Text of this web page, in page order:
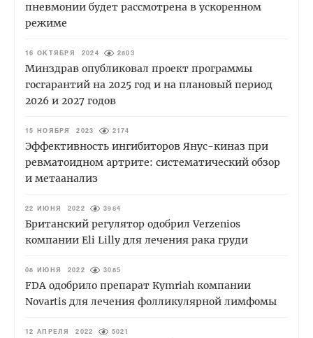
пневмонии будет рассмотрена в ускоренном
режиме
16 ОКТЯБРЯ 2024 2803
Минздрав опубликовал проект программы
госгарантий на 2025 год и на плановый период
2026 и 2027 годов
15 НОЯБРЯ 2023 2174
Эффективность ингибиторов Янус-киназ при
ревматоидном артрите: систематический обзор
и метаанализ
22 ИЮНЯ 2022 3984
Британский регулятор одобрил Verzenios
компании Eli Lilly для лечения рака груди
08 ИЮНЯ 2022 3085
FDA одобрило препарат Kymriah компании
Novartis для лечения фолликулярной лимфомы
12 АПРЕЛЯ 2022 5021